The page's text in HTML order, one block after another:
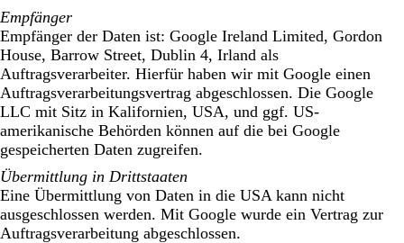
Empfänger
Empfänger der Daten ist: Google Ireland Limited, Gordon
House, Barrow Street, Dublin 4, Irland als
Auftragsverarbeiter. Hierfür haben wir mit Google einen
Auftragsverarbeitungsvertrag abgeschlossen. Die Google
LLC mit Sitz in Kalifornien, USA, und ggf. US-
amerikanische Behörden können auf die bei Google
gespeicherten Daten zugreifen.
Übermittlung in Drittstaaten
Eine Übermittlung von Daten in die USA kann nicht
ausgeschlossen werden. Mit Google wurde ein Vertrag zur
Auftragsverarbeitung abgeschlossen.